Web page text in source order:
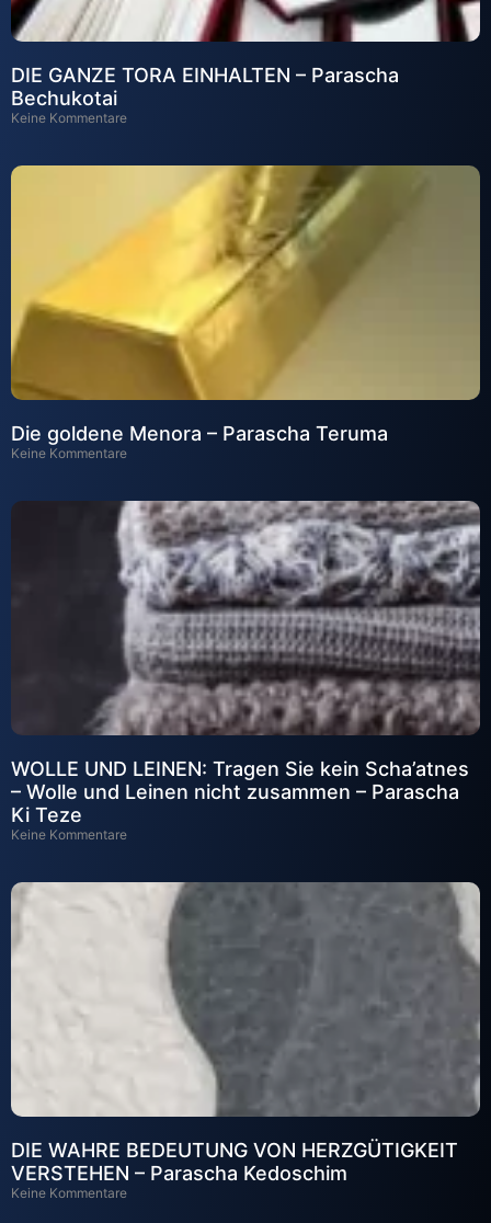
DIE GANZE TORA EINHALTEN – Parascha
Bechukotai
Keine Kommentare
Die goldene Menora – Parascha Teruma
Keine Kommentare
WOLLE UND LEINEN: Tragen Sie kein Scha’atnes
– Wolle und Leinen nicht zusammen – Parascha
Ki Teze
Keine Kommentare
DIE WAHRE BEDEUTUNG VON HERZGÜTIGKEIT
VERSTEHEN – Parascha Kedoschim
Keine Kommentare